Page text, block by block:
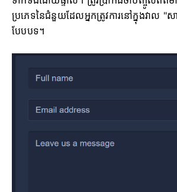
ប្រភេទនៃជំនួយដែលអ្នកត្រូវការនៅក្នុងវាល "ស
បែបបទ។